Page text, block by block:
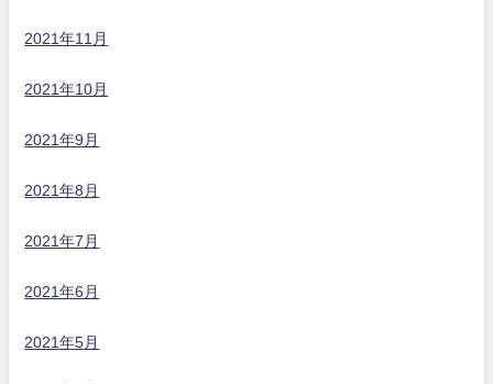
2021年11月
2021年10月
2021年9月
2021年8月
2021年7月
2021年6月
2021年5月